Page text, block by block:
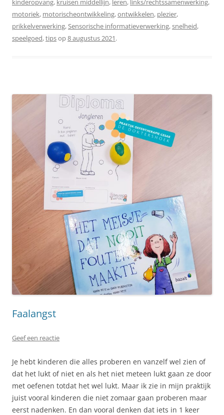
kinderopvang, kruisen middellijn, leren, links/rechtssamenwerking,
motoriek, motorischeontwikkeling,ontwikkelen, plezier,
prikkelverwerking,Sensorische informatieverwerking,snelheid,
speelgoed,tipsop8 augustus 2021.
Faalangst
Geef een reactie
Je hebt kinderen die alles proberen en vanzelf wel zien of
dat het lukt of niet en als het niet meteen lukt gaan ze door
met oefenen totdat het wel lukt. Maar ik zie in mijn praktijk
juist vooral kinderen die niet zomaar gaan proberen maar
eerst nadenken. En dan vooral denken dat iets in 1 keer